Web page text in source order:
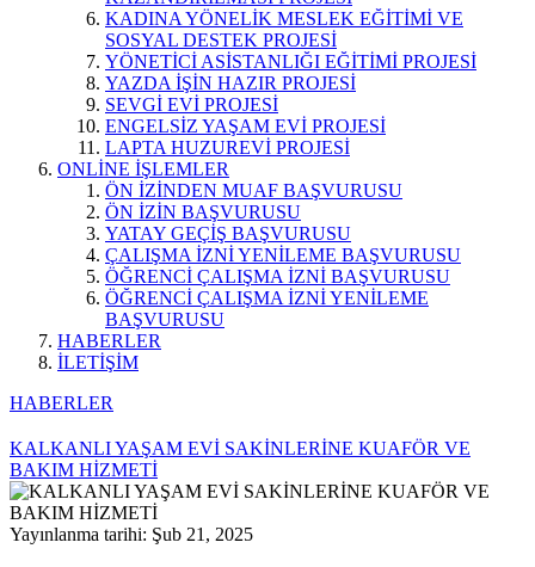
KADINA YÖNELİK MESLEK EĞİTİMİ VE
SOSYAL DESTEK PROJESİ
YÖNETİCİ ASİSTANLIĞI EĞİTİMİ PROJESİ
YAZDA İŞİN HAZIR PROJESİ
SEVGİ EVİ PROJESİ
ENGELSİZ YAŞAM EVİ PROJESİ
LAPTA HUZUREVİ PROJESİ
ONLİNE İŞLEMLER
ÖN İZİNDEN MUAF BAŞVURUSU
ÖN İZİN BAŞVURUSU
YATAY GEÇİŞ BAŞVURUSU
ÇALIŞMA İZNİ YENİLEME BAŞVURUSU
ÖĞRENCİ ÇALIŞMA İZNİ BAŞVURUSU
ÖĞRENCİ ÇALIŞMA İZNİ YENİLEME
BAŞVURUSU
HABERLER
İLETİŞİM
HABERLER
KALKANLI YAŞAM EVİ SAKİNLERİNE KUAFÖR VE
BAKIM HİZMETİ
Yayınlanma tarihi: Şub 21, 2025